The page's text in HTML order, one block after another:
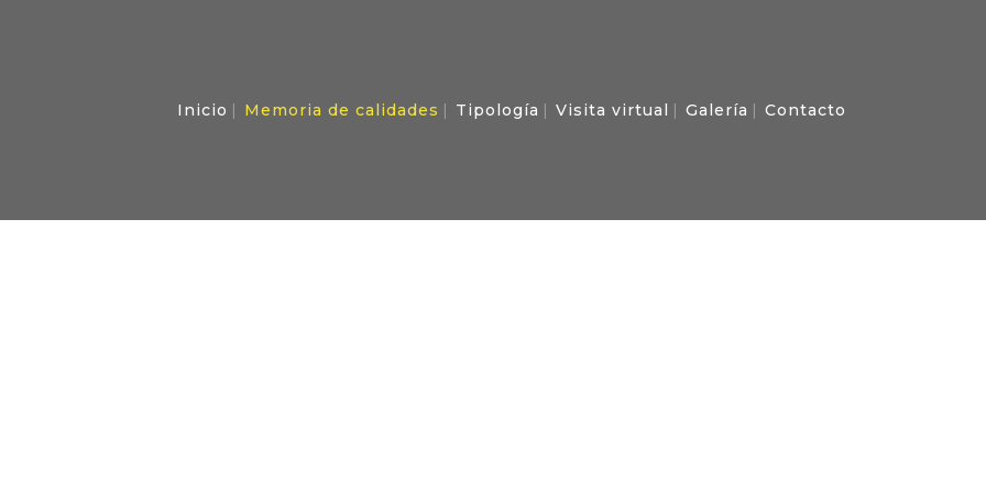
Inicio Memoria de calidades Tipología Visita virtual Galería Contacto